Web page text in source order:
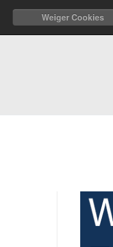
Weiger Cookies